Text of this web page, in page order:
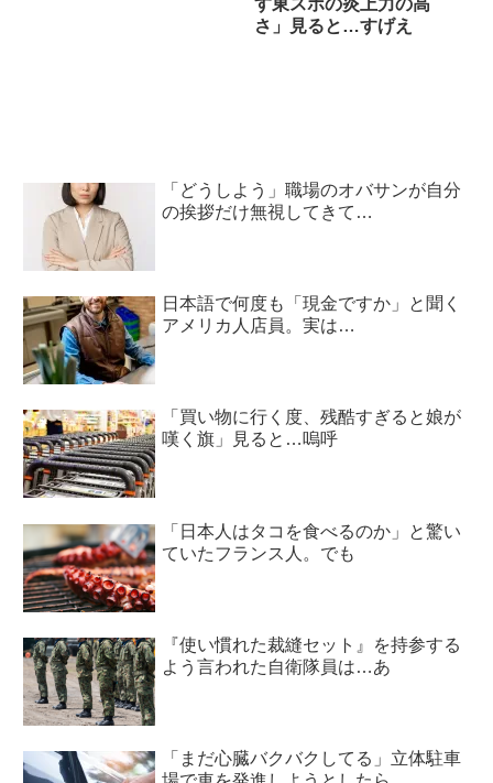
す東スポの炎上力の高
さ」見ると…すげえ
「どうしよう」職場のオバサンが自分
の挨拶だけ無視してきて…
日本語で何度も「現金ですか」と聞く
アメリカ人店員。実は…
「買い物に行く度、残酷すぎると娘が
嘆く旗」見ると…嗚呼
「日本人はタコを食べるのか」と驚い
ていたフランス人。でも
『使い慣れた裁縫セット』を持参する
よう言われた自衛隊員は…あ
「まだ心臓バクバクしてる」立体駐車